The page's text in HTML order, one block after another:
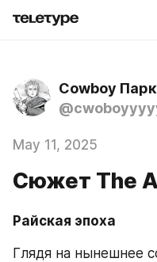
Cowboy
May 11, 2025
Сюжет The
Райская эпоха
Глядя на нынешнее